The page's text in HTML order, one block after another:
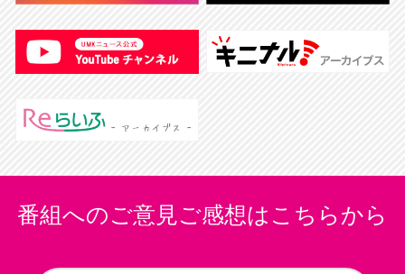
番組へのご意見ご感想はこちらから